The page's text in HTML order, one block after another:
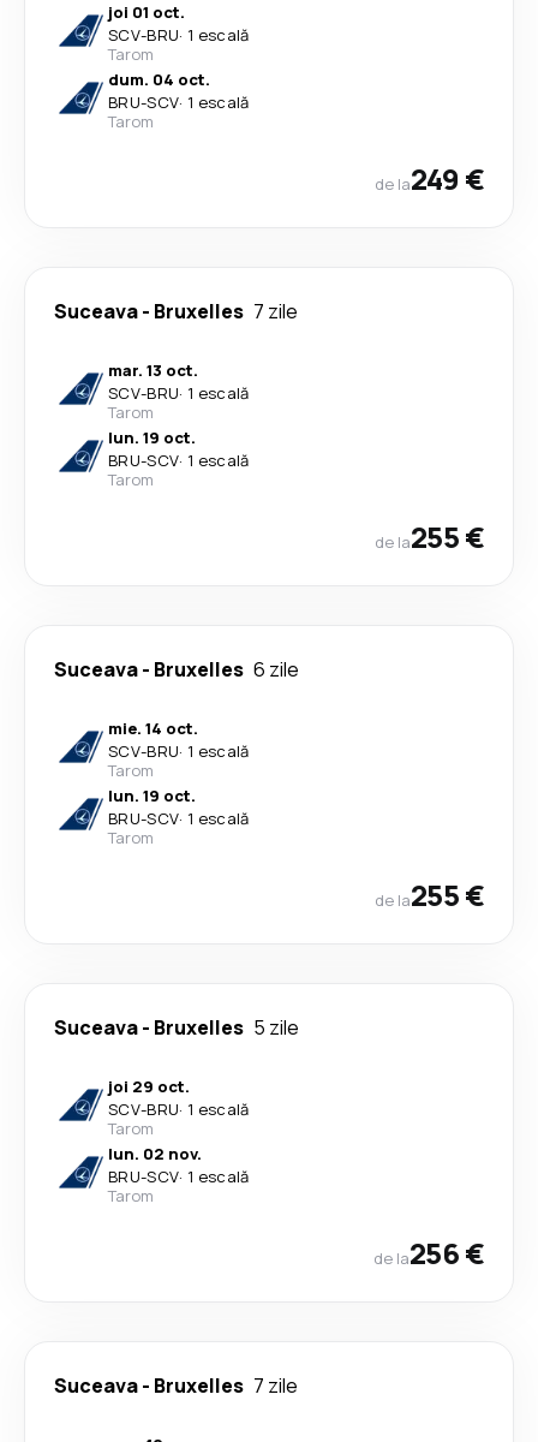
joi 01 oct.
SCV-BRU· 1 escală
Tarom
dum. 04 oct.
BRU-SCV· 1 escală
Tarom
de la249 €
Suceava- Bruxelles 7 zile
mar. 13 oct.
SCV-BRU· 1 escală
Tarom
lun. 19 oct.
BRU-SCV· 1 escală
Tarom
de la255 €
Suceava- Bruxelles 6 zile
mie. 14 oct.
SCV-BRU· 1 escală
Tarom
lun. 19 oct.
BRU-SCV· 1 escală
Tarom
de la255 €
Suceava- Bruxelles 5 zile
joi 29 oct.
SCV-BRU· 1 escală
Tarom
lun. 02 nov.
BRU-SCV· 1 escală
Tarom
de la256 €
Suceava- Bruxelles 7 zile